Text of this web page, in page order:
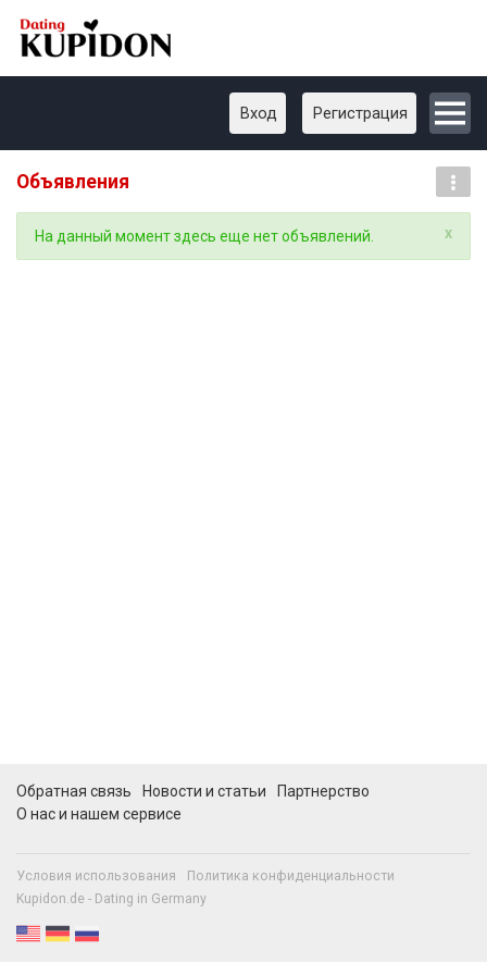
Вход Регистрация
Объявления
x
На данный момент здесь еще нет объявлений.
Обратная связь Новости и статьи
Партнерство
О нас и нашем сервисе
Условия использования
Политика конфиденциальности
Kupidon.de - Dating in Germany